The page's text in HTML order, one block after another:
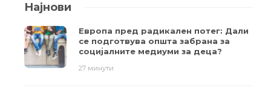
Најнови
Европа пред радикален потег: Дали
се подготвува општа забрана за
социјалните медиуми за деца?
27 минути